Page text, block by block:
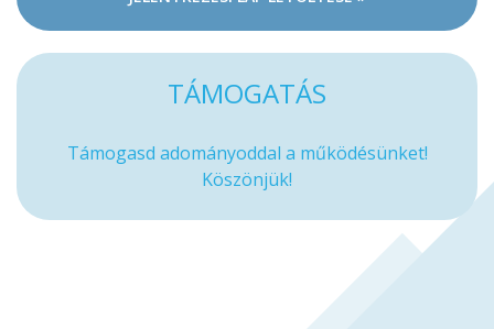
TÁMOGATÁS
Támogasd adományoddal a működésünket!
Köszönjük!